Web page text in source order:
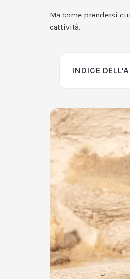
Ma come prendersi
cattività.
INDICE